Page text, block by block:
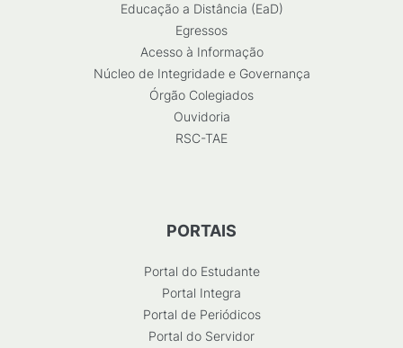
Educação a Distância (EaD)
Egressos
Acesso à Informação
Núcleo de Integridade e Governança
Órgão Colegiados
Ouvidoria
RSC-TAE
PORTAIS
Portal do Estudante
Portal Integra
Portal de Periódicos
Portal do Servidor